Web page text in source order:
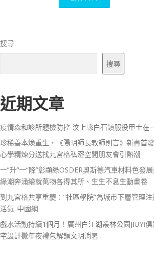
搜尋
搜尋
近期文章
疫情森和診所體檢防控 汶上縣白石鎮服役甲士在
珍稀善本煥重生，《陽明師長教師則言》新書首
心學精煉分送找九宮格私密空間朋友會引熱潮
一“升”一“降”彰顯綠OSDER奧斯德汽車材料色發
綠潮奔涌繪就萬物各得其所、生生不息生動畫卷
到九宮格共享重慶：“社區學院”為城市下層管理
活氣_中國網
戲水活動持續1個月！廣州白江湖叢林公園JIUYI
宅設計撒年夜禮包解鎖文明消暑